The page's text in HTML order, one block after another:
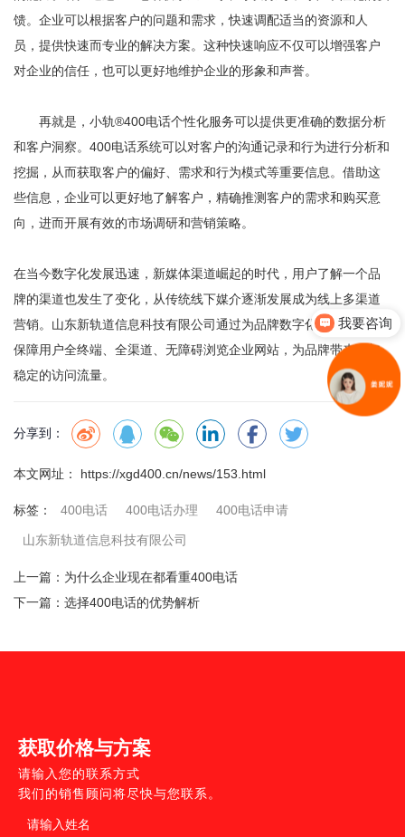
馈。企业可以根据客户的问题和需求，快速调配适当的资源和人
员，提供快速而专业的解决方案。这种快速响应不仅可以增强客户
对企业的信任，也可以更好地维护企业的形象和声誉。
再就是，小轨®400电话个性化服务可以提供更准确的数据分析
和客户洞察。400电话系统可以对客户的沟通记录和行为进行分析和
挖掘，从而获取客户的偏好、需求和行为模式等重要信息。借助这
些信息，企业可以更好地了解客户，精确推测客户的需求和购买意
向，进而开展有效的市场调研和营销策略。
在当今数字化发展迅速，新媒体渠道崛起的时代，用户了解一个品
牌的渠道也发生了变化，从传统线下媒介逐渐发展成为线上多渠道
营销。 山东新轨道信息科技有限公司通过为品牌数字化转型方式，
保障用户全终端、全渠道、无障碍浏览企业网站，为品牌带来更加
稳定的访问流量。
分享到：
本文网址： https://xgd400.cn/news/153.html
标签： 400电话 400电话办理 400电话申请
山东新轨道信息科技有限公司
上一篇： 为什么企业现在都看重400电话
下一篇： 选择400电话的优势解析
获取价格与方案
请输入您的联系方式
我们的销售顾问将尽快与您联系。
我要咨询